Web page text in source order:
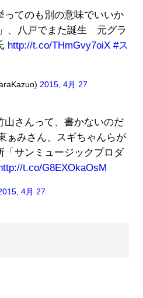
ってのも別の意味でいいか
、八戸でまた誕生 元グラ
http://t.co/THmGvy7oiX #ス
2015, 4月 27
山さんって、書かないのだ
ぁみさん、スギちゃんらが
「サンミュージックプロダ
t.co/G8EXOkaOsM
4月 27